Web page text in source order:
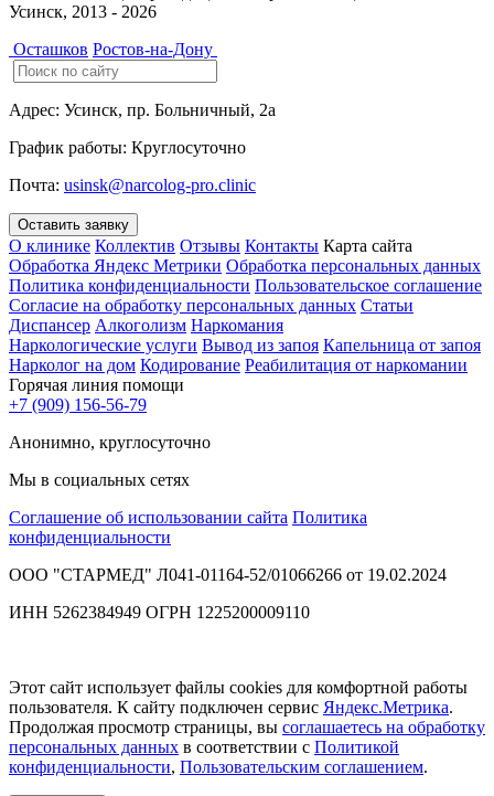
Усинск, 2013 - 2026
Осташков Ростов-на-Дону
Адрес: Усинск, пр. Больничный, 2а
График работы: Круглосуточно
Почта: usinsk@narcolog-pro.clinic
Оставить заявку
О клинике Коллектив Отзывы Контакты Карта сайта
Обработка Яндекс Метрики Обработка персональных данных
Политика конфиденциальности Пользовательское соглашение
Согласие на обработку персональных данных Статьи
Диспансер Алкоголизм Наркомания
Наркологические услуги Вывод из запоя Капельница от запоя
Нарколог на дом Кодирование Реабилитация от наркомании
Горячая линия помощи
+7 (909) 156-56-79
Анонимно, круглосуточно
Мы в социальных сетях
Соглашение об использовании сайта Политика
конфиденциальности
ООО "СТАРМЕД" Л041-01164-52/01066266 от 19.02.2024
ИНН 5262384949 ОГРН 1225200009110
Этот сайт использует файлы cookies для комфортной работы
пользователя. К сайту подключен сервис Яндекс.Метрика.
Продолжая просмотр страницы, вы соглашаетесь на обработку
персональных данных в соответствии с Политикой
конфиденциальности, Пользовательским соглашением.